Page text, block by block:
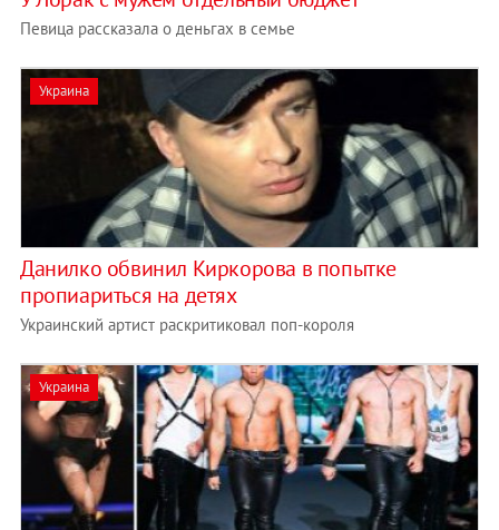
Певица рассказала о деньгах в семье
Украина
Данилко обвинил Киркорова в попытке
пропиариться на детях
Украинский артист раскритиковал поп-короля
Украина